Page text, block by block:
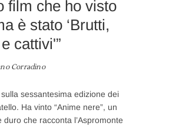
film che ho visto
è stato ‘Brutti,
cattivi'”
Corradino
sessantesima edizione dei
Ha vinto “Anime nere”, un
duro che racconta l’Aspromonte